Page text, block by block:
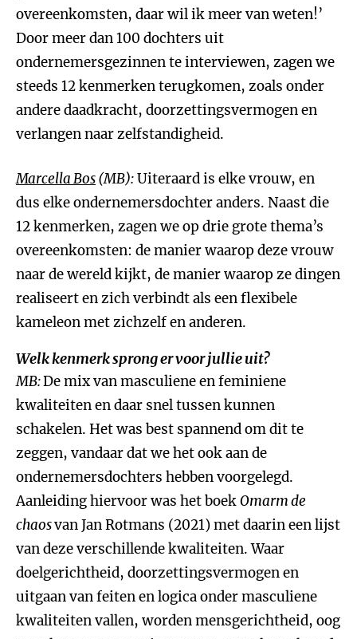
overeenkomsten, daar wil ik meer van weten!’
Door meer dan 100 dochters uit
ondernemersgezinnen te interviewen, zagen we
steeds 12 kenmerken terugkomen, zoals onder
andere daadkracht, doorzettingsvermogen en
verlangen naar zelfstandigheid.
Marcella Bos(MB):Uiteraard is elke vrouw, en
dus elke ondernemersdochter anders. Naast die
12 kenmerken, zagen we op drie grote thema’s
overeenkomsten: de manier waarop deze vrouw
naar de wereld kijkt, de manier waarop ze dingen
realiseert en zich verbindt als een flexibele
kameleon met zichzelf en anderen.
Welk kenmerk sprong er voor jullie uit?
MB:De mix van masculiene en feminiene
kwaliteiten en daar snel tussen kunnen
schakelen. Het was best spannend om dit te
zeggen, vandaar dat we het ook aan de
ondernemersdochters hebben voorgelegd.
Aanleiding hiervoor was het boekOmarm de
chaosvan Jan Rotmans (2021) met daarin een lijst
van deze verschillende kwaliteiten. Waar
doelgerichtheid, doorzettingsvermogen en
uitgaan van feiten en logica onder masculiene
kwaliteiten vallen, worden mensgerichtheid, oog